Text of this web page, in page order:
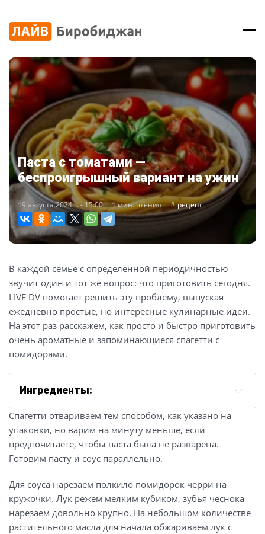
Паста с томатами —
беспроигрышный вариант на ужин
19 августа 2024 г. - 15:00 1 мин. чтения рецепт
В каждой семье с определенной периодичностью
звучит один и тот же вопрос: что приготовить сегодня.
LIVE DV помогает решить эту проблему, выпуская
ежедневно простые, но интересные кулинарные идеи.
На этот раз расскажем, как просто и быстро приготовить
очень ароматные и запоминающиеся спагетти с
помидорами.
Ингредиенты:
спагетти — 1 упаковка;
лук — 1 средняя луковица;
чеснок — 2-3 зубчика;
черри (сливовидные) — 500 гр;
соль — по вкусу;
сушеный чеснок — 1 ч. ложка;
сушенный базилик — 1 ч. ложка;
Спагетти отвариваем тем способом, как указано на
упаковки, но варим на минуту меньше, если
предпочитаете, чтобы паста была не разварена.
Готовим пасту и соус параллельно.
Для соуса нарезаем полкило помидорок черри на
кружочки. Лук режем мелким кубиком, зубья чеснока
нарезаем довольно крупно. На небольшом количестве
растительного масла для начала обжариваем лук с